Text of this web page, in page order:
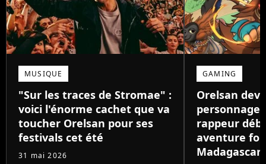
MUSIQUE
"Sur les traces de Stromae" :
voici l'énorme cachet que va
toucher Orelsan pour ses
festivals cet été
31 mai 2026
GAMING
Orelsan
personnage
rappeur
aventure
Madagascar